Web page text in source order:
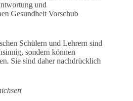
und
Gesundheit Vorschub
Schülern und Lehrern sind
sondern können
Sie sind daher nachdrücklich